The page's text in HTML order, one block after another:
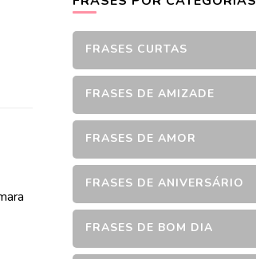
FRASES CURTAS
FRASES DE AMIZADE
FRASES DE AMOR
FRASES DE ANIVERSÁRIO
FRASES DE BOM DIA